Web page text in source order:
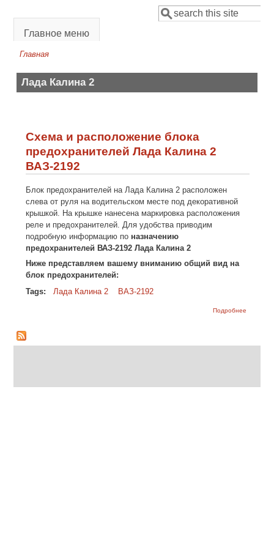
Форма поиска
Поиск
Главное меню
Главная
Лада Калина 2
Схема и расположение блока
предохранителей Лада Калина 2
ВАЗ-2192
Блок предохранителей на Лада Калина 2 расположен
слева от руля на водительском месте под декоративной
крышкой. На крышке нанесена маркировка расположения
реле и предохранителей. Для удобства приводим
подробную информацию по назначению
предохранителей ВАЗ-2192 Лада Калина 2
Ниже представляем вашему вниманию общий вид на
блок предохранителей:
Tags:
Лада Калина 2 ВАЗ-2192
Подробнее